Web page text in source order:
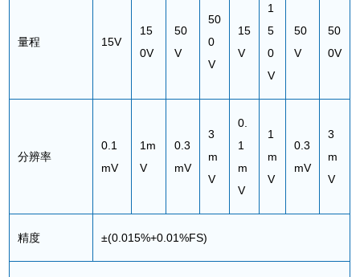
量程 15V
15
0V
50
V
50
0
V
15
V
1
5
0
V
50
V
50
0V
分辨率
0.1
mV
1m
V
0.3
mV
3
m
V
0.
1
m
V
1
m
V
0.3
mV
3
m
V
精度 ±(0.015%+0.01%FS)